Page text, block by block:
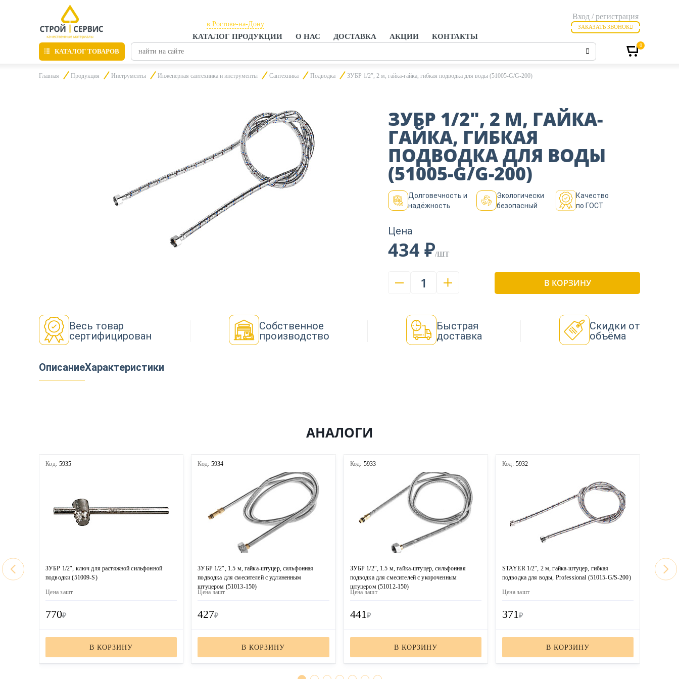
КАТАЛОГ ПРОДУКЦИИ О НАС ДОСТАВКА АКЦИИ КОНТАКТЫ
в Ростове-на-Дону
в Ростове-на-Дону
Вход / регистрация
ЗАКАЗАТЬ ЗВОНОК
КАТАЛОГ ТОВАРОВ
Материалы для отделки
Инструменты
Продукция из дерева
0
Главная Продукция Инструменты Инженерная сантехника и инструменты Сантехника Подводка ЗУБР 1/2″, 2 м, гайка-гайка, гибкая подводка для воды (51005-G/G-200)
ЗУБР 1/2″, 2 М, ГАЙКА-
ГАЙКА, ГИБКАЯ
ПОДВОДКА ДЛЯ ВОДЫ
(51005-G/G-200)
Долговечность и
надёжность
Экологически
безопасный
Качество
по ГОСТ
Цена
434 ₽/ШТ
1 В КОРЗИНУ
Весь товар
сертифицирован
Собственное
производство
Быстрая
доставка
Скидки от
объёма
ОписаниеХарактеристики
АНАЛОГИ
Код: 5935
ЗУБР 1/2″, ключ для растяжной сильфонной
подводки (51009-S)
Цена зашт
770₽
В КОРЗИНУ
Код: 5934
ЗУБР 1/2″, 1.5 м, гайка-штуцер, сильфонная
подводка для смесителей с удлиненным
штуцером (51013-150)
Цена зашт
427₽
В КОРЗИНУ
Код: 5933
ЗУБР 1/2″, 1.5 м, гайка-штуцер, сильфонная
подводка для смесителей с укороченным
штуцером (51012-150)
Цена зашт
441₽
В КОРЗИНУ
Код: 5932
STAYER 1/2″, 2 м, гайка-штуцер, гибкая
подводка для воды, Professional (51015-G/S-200)
Цена зашт
371₽
В КОРЗИНУ
STAYER